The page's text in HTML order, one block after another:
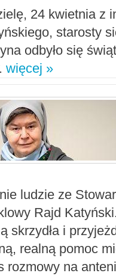
24 kwietnia z
starosty
odbyło się
więcej »
ludzie ze
Rajd
skrzydła i
realną pomoc
rozmowy na